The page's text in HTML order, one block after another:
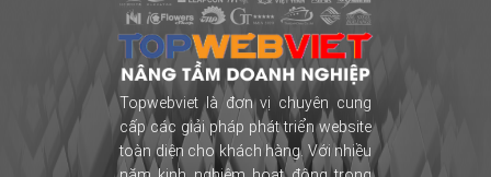
Topwebviet là đơn vị chuyên cung
cấp các giải pháp phát triển website
toàn diện cho khách hàng. Với nhiều